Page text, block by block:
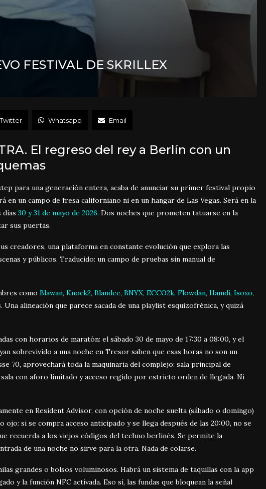
FESTIVAL DE SKRILLEX
Twitter Whatsapp Email
El regreso del rey a Berlín con un
para una generación entera, acaba de anunciar su primer festival propio
en un campo de fresa californiano ni en un hangar de Las Vegas. Será en la
30 y 31 de mayo de 2026. Dos noches que prometen tatuarse en la
sus puertas.
creadores, una plataforma en constante evolución que explora las
y públicos. Traducido: un campo de pruebas sin manual de
como Blawan, Knock2, Blandee, BNYX, ECCO2k, Flowdan, Hamdi, Isoxo,
alineación que parece sacada de una playlist esquizofrénica, y quizá
con horarios de maratón: el sábado 30 de mayo de 17:30 a 08:00, y el
sobrevivido a una noche en Tresor saben que esas horas no son un
70, aprovechará toda la maquinaria del complejo: sala principal de
con aforo limitado y acceso regido por estricto orden de llegada. Ni
en Resident Advisor, con opción de noche suelta (sábado o domingo)
ojo: si se compra acceso anticipado y se llega después de las 20:00, no se
recuerda a los viejos códigos del techno berlinés. Se permite la
de una noche no sirve para la otra. Nada de colarse.
grandes o bolsos voluminosos. Habrá un sistema de taquillas con la app
y la función NFC activada. Eso sí, las fundas que bloquean la señal